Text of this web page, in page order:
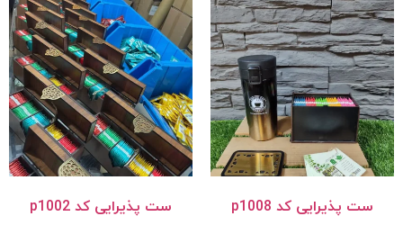
ست پذیرایی کد p1008
ست پذیرایی کد p1002